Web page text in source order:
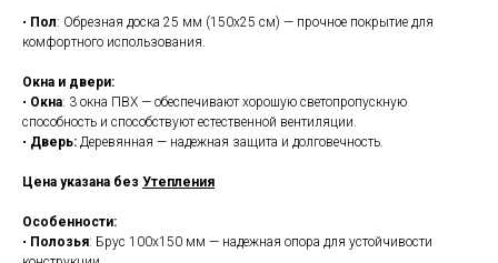
• Пол: Обрезная доска 25 мм (150x25 см) — прочное покрытие для
комфортного использования.
Окна и двери:
• Окна: 3 окна ПВХ — обеспечивают хорошую светопропускную
способность и способствуют естественной вентиляции.
• Дверь: Деревянная — надежная защита и долговечность.
Цена указана без Утепления
Особенности:
• Полозья: Брус 100x150 мм — надежная опора для устойчивости